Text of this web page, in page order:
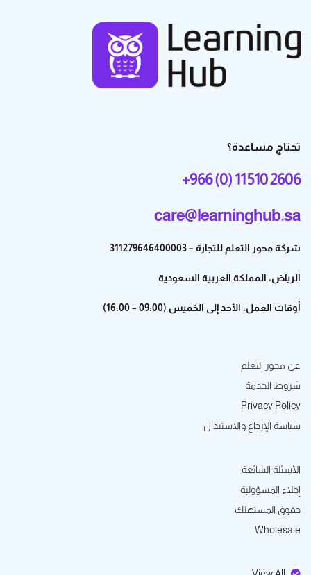
تحتاج مساعدة؟
+966 (0) 11 510 2606
care@learninghub.sa
شركة محور التعلم للتجارة – 311279646400003
الرياض، المملكة العربية السعودية
أوقات العمل: الأحد إلى الخميس (09:00 – 16:00)
عن محور التعلم
شروط الخدمة
Privacy Policy
سياسة الإرجاع والاستبدال
الأسئلة الشائعة
إخلاء المسؤولية
حقوق المستهلك
Wholesale